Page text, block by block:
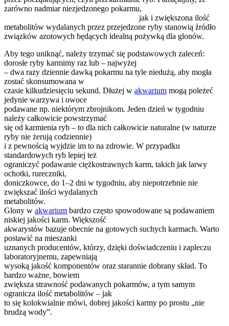
zarówno nadmiar niezjedzonego pokarmu,
jak i zwiększona ilość
metabolitów wydalanych przez przejedzone ryby stanowią źródło
związków azotowych będących idealną pożywką dla glonów.
Aby tego uniknąć, należy trzymać się podstawowych zaleceń:
dorosłe ryby karmimy raz lub – najwyżej
– dwa razy dziennie dawką pokarmu na tyle niedużą, aby mogła
zostać skonsumowana w
czasie kilkudziesięciu sekund. Dłużej w akwarium mogą poleżeć
jedynie warzywa i owoce
podawane np. niektórym zbrojnikom. Jeden dzień w tygodniu
należy całkowicie powstrzymać
się od karmienia ryb – to dla nich całkowicie naturalne (w naturze
ryby nie żerują codziennie)
i z pewnością wyjdzie im to na zdrowie. W przypadku
standardowych ryb lepiej też
ograniczyć podawanie ciężkostrawnych karm, takich jak larwy
ochotki, rureczniki,
doniczkowce, do 1–2 dni w tygodniu, aby niepotrzebnie nie
zwiększać ilości wydalanych
metabolitów.
Glony w akwarium bardzo często spowodowane są podawaniem
niskiej jakości karm. Większość
akwarystów bazuje obecnie na gotowych suchych karmach. Warto
postawić na mieszanki
uznanych producentów, którzy, dzięki doświadczeniu i zapleczu
laboratoryjnemu, zapewniają
wysoką jakość komponentów oraz starannie dobrany skład. To
bardzo ważne, bowiem
zwiększa strawność podawanych pokarmów, a tym samym
ogranicza ilość metabolitów – jak
to się kolokwialnie mówi, dobrej jakości karmy po prostu „nie
brudzą wody”.